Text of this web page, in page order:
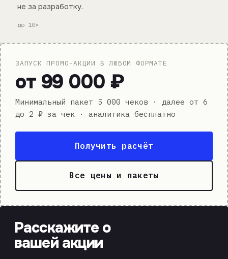
не за разработку.
до 10×
ЗАПУСК ПРОМО-АКЦИИ В ЛЮБОМ ФОРМАТЕ
от 99 000 ₽
Минимальный пакет 5 000 чеков · далее от 6
до 2 ₽ за чек · аналитика бесплатно
Получить расчёт
Все цены и пакеты
Расскажите о
вашей акции